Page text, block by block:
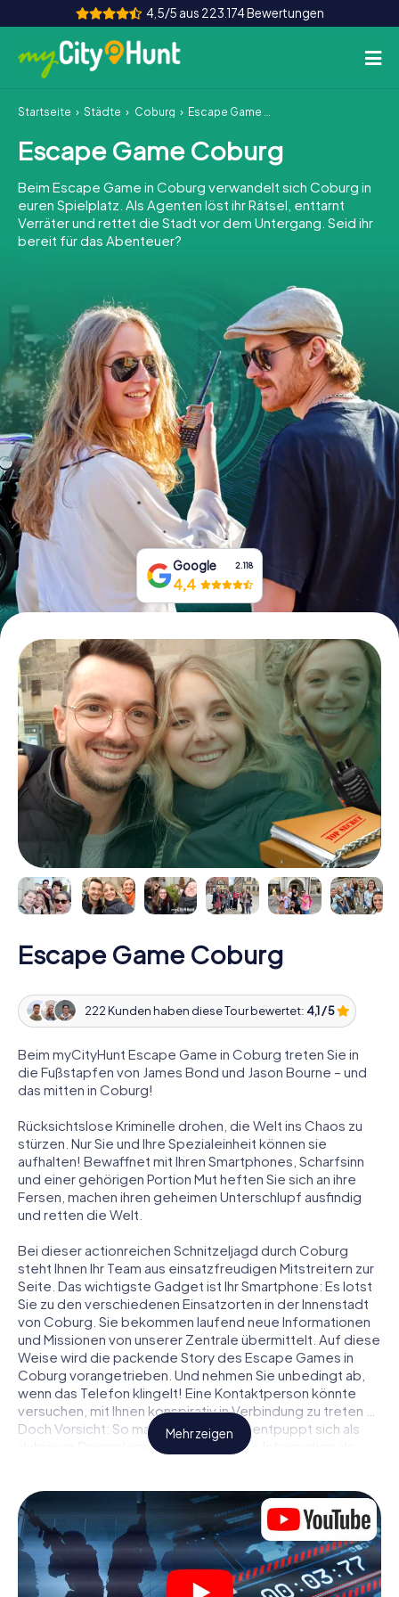
4,5/5 aus 223.174 Bewertungen
So funktioniert's
Städte
Touren
Teamevent
INT AT CH
DE
ES
FR UK
IE
IT
NL
Tickets buchen
Gutscheine bestellen
Startseite Städte Coburg Escape Game Coburg
Escape Game Coburg
Beim Escape Game in Coburg verwandelt sich Coburg in
euren Spielplatz. Als Agenten löst ihr Rätsel, enttarnt
Verräter und rettet die Stadt vor dem Untergang. Seid ihr
bereit für das Abenteuer?
Google 2.118
4,4
Escape Game Coburg
222 Kunden haben diese Tour bewertet: 4,1 / 5
Beim myCityHunt Escape Game in Coburg treten Sie in
die Fußstapfen von James Bond und Jason Bourne – und
das mitten in Coburg!
Rücksichtslose Kriminelle drohen, die Welt ins Chaos zu
stürzen. Nur Sie und Ihre Spezialeinheit können sie
aufhalten! Bewaffnet mit Ihren Smartphones, Scharfsinn
und einer gehörigen Portion Mut heften Sie sich an ihre
Fersen, machen ihren geheimen Unterschlupf ausfindig
und retten die Welt.
Bei dieser actionreichen Schnitzeljagd durch Coburg
steht Ihnen Ihr Team aus einsatzfreudigen Mitstreitern zur
Seite. Das wichtigste Gadget ist Ihr Smartphone: Es lotst
Sie zu den verschiedenen Einsatzorten in der Innenstadt
von Coburg. Sie bekommen laufend neue Informationen
und Missionen von unserer Zentrale übermittelt. Auf diese
Weise wird die packende Story des Escape Games in
Coburg vorangetrieben. Und nehmen Sie unbedingt ab,
wenn das Telefon klingelt! Eine Kontaktperson könnte
versuchen, mit Ihnen konspirativ in Verbindung zu treten …
Doch Vorsicht: So mancher Informant entpuppt sich als
dubioser Doppelagent und so manche Information als
Sie niemandem!
Anders als in einem klassischen Escape Room in Coburg
sind Sie also nicht in ein Zimmer eingesperrt, aus dem Sie
sich in einem vorgegebenen Zeitfenster befreien
müssen. Diese Smartphone Schnitzeljagd erklärt ganz
Mehr zeigen